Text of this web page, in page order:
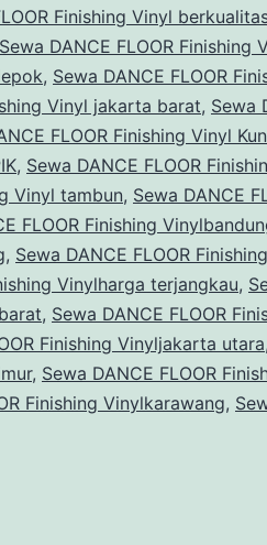
Selatan
Finishing Vinyl
Sewa DANCE FLOOR Finishing
, Sewa DANCE FLOOR
Vinyl jakarta barat, Sewa
FLOOR Finishing Vinyl
, Sewa DANCE FLOOR
Vinyl tambun, Sewa DANCE
FLOOR Finishing
, Sewa DANCE FLOOR Finishing
Vinylharga terjangkau,
, Sewa DANCE FLOOR
Finishing Vinyljakarta utara
, Sewa DANCE FLOOR
Finishing Vinylkarawang,